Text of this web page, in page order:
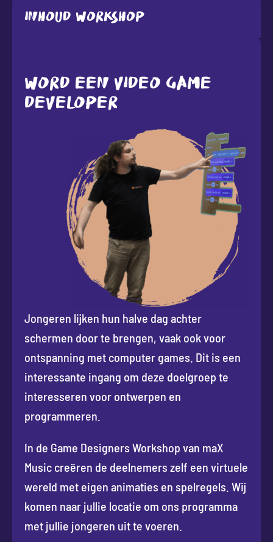
Inhoud workshop
WORD EEN VIDEO GAME
DEVELOPER
Jongeren lijken hun halve dag achter
schermen door te brengen, vaak ook voor
ontspanning met computer games. Dit is een
interessante ingang om deze doelgroep te
interesseren voor ontwerpen en
programmeren.
In de Game Designers Workshop van maX
Music creëren de deelnemers zelf een virtuele
wereld met eigen animaties en spelregels. Wij
komen naar jullie locatie om ons programma
met jullie jongeren uit te voeren.